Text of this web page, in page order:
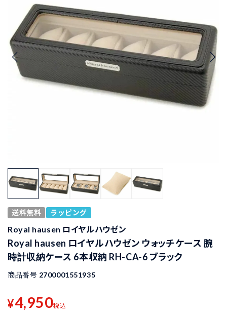
送料無料 ラッピング
Royal hausen ロイヤルハウゼン
Royal hausen ロイヤルハウゼン ウォッチケース 腕
時計収納ケース 6本収納 RH-CA-6 ブラック
商品番号 2700001551935
¥4,950税込